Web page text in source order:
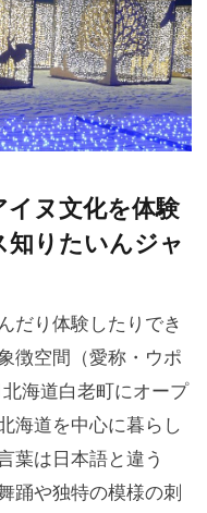
ヌ文化を体験
知りたいんジャ
だり体験したりでき
徴空間（愛称・ウポ
海道白老町にオープ
海道を中心に暮らし
葉は日本語と違う
踊や独特の模様の刺